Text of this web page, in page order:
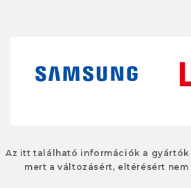
Az itt található információk a
mert a változásért, eltérésért